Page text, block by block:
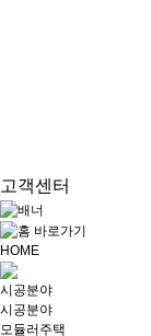
고객센터
HOME
시공분야
시공분야
모듈러주택